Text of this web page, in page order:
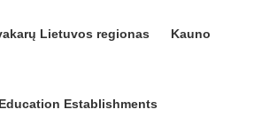
Lietuvos regionas
Kauno
Establishments